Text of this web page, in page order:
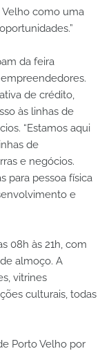
como uma
da feira
de crédito,
às linhas de
“Estamos aqui
de
e negócios.
para pessoa física
e
08h às 21h, com
almoço. A
vitrines
culturais, todas
Porto Velho por